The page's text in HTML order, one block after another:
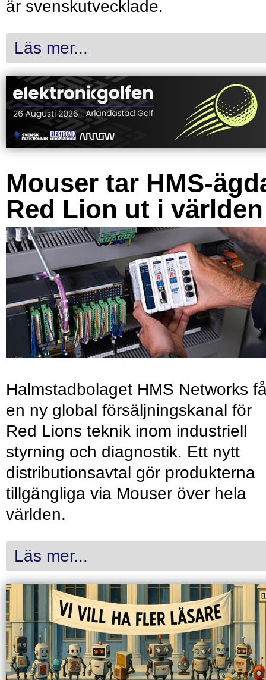
är svenskutvecklade.
Läs mer...
Mouser tar HMS-
Red Lion ut i världen
Halmstadbolaget HMS Networks
en ny global försäljningskanal för
Red Lions teknik inom industriell
styrning och diagnostik. Ett nytt
distributionsavtal gör produkterna
tillgängliga via Mouser över hela
världen.
Läs mer...